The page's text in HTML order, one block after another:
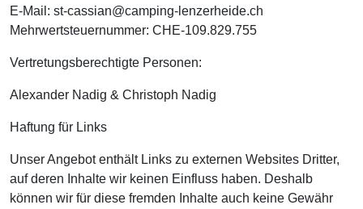
E-Mail: st-cassian@camping-lenzerheide.ch
Mehrwertsteuernummer: CHE-109.829.755
Vertretungsberechtigte Personen:
Alexander Nadig & Christoph Nadig
Haftung für Links
Unser Angebot enthält Links zu externen Websites Dritter,
auf deren Inhalte wir keinen Einfluss haben. Deshalb
können wir für diese fremden Inhalte auch keine Gewähr